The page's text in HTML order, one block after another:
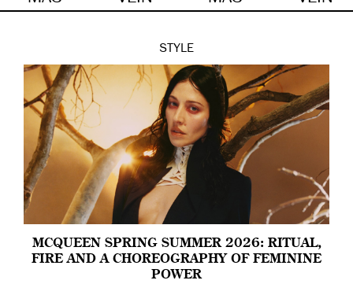
STYLE
MCQUEEN SPRING SUMMER 2026: RITUAL,
FIRE AND A CHOREOGRAPHY OF FEMININE
POWER